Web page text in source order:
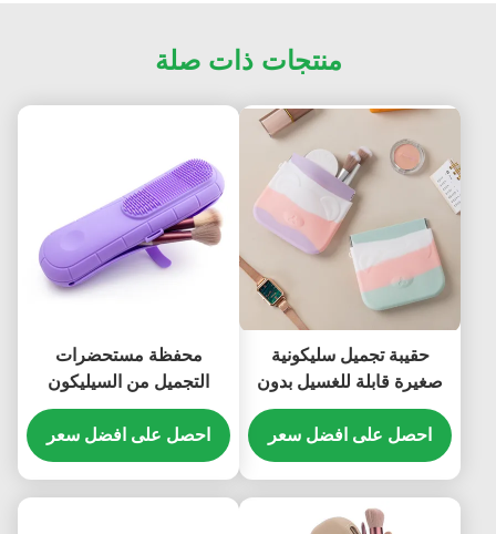
منتجات ذات صلة
حقيبة تجميل سليكونية
صغيرة قابلة للغسيل بدون
رائحة متعدد الوظائف
احصل على افضل سعر
محفظة مستحضرات
التجميل من السيليكون
المتين المذاق ، حامل فرشاة
المكياج المذاق من
السيليكون
احصل على افضل سعر